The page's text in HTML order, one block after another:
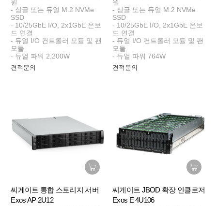
원
- 싱글 또는 듀얼 M.2 NVMe
SSD
- 10/25GbE I/O, 2x1GbE 온보
드 연결
- 듀얼 I/O 컨트롤러 모듈 및 팬
모듈
- 듀얼 파워 2,200W
견적문의
원
- 싱글 또는 듀얼 M.2 NVMe
SSD
- 10/25GbE I/O, 2x1GbE 온보
드 연결
- 듀얼 I/O 컨트롤러 모듈 및 팬
모듈
- 듀얼 파워 764W
견적문의
씨게이트 통합 스토리지 서버
Exos AP 2U12
씨게이트 JBOD 확장 인클로저
Exos E 4U106